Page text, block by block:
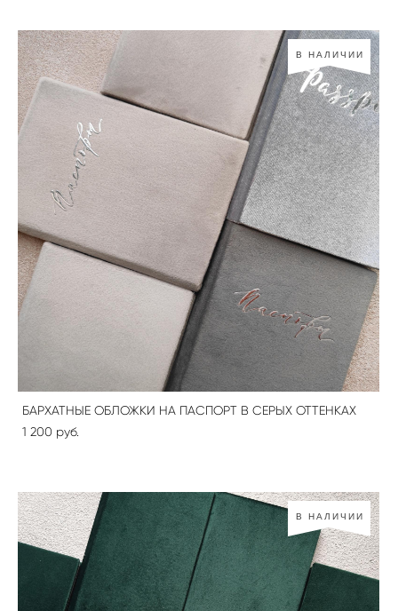
В НАЛИЧИИ
БАРХАТНЫЕ ОБЛОЖКИ НА ПАСПОРТ В СЕРЫХ ОТТЕНКАХ
1 200 pуб.
В НАЛИЧИИ